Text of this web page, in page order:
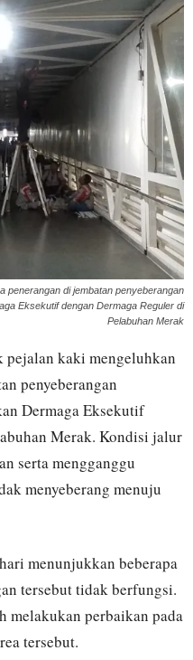
penerangan di jembatan penyeberangan
Eksekutif dengan Dermaga Reguler di
Pelabuhan Merak
pejalan kaki mengeluhkan
penyeberangan
Dermaga Eksekutif
Merak. Kondisi jalur
serta mengganggu
menyeberang menuju
menunjukkan beberapa
tersebut tidak berfungsi.
melakukan perbaikan pada
tersebut.